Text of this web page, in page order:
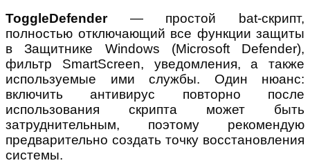
ToggleDefender— простой bat-скрипт,
полностью отключающий все функции защиты
в Защитнике Windows (Microsoft Defender),
фильтр SmartScreen, уведомления, а также
используемые ими службы. Один нюанс:
включить антивирус повторно после
использования скрипта может быть
затруднительным, поэтому рекомендую
предварительно создать точку восстановления
системы.